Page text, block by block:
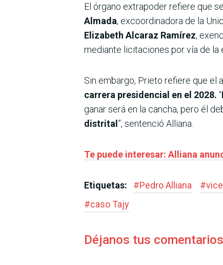
El órgano extrapoder refiere que
Almada, excoordinadora de la
Elizabeth Alcaraz Ramírez,
mediante licitaciones por vía de la
Sin embargo, Prieto refiere que el
carrera presidencial en el 2028. “
ganar será en la cancha, pero él
distrital”, sentenció Alliana.
Te puede interesar: Alliana
Etiquetas: #Pedro Alliana #
#caso Tajy
Déjanos tus